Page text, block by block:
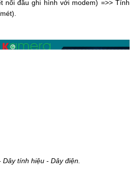
nối đầu ghi hình với modem) =>> Tính
Dây tính hiệu - Dây điện.